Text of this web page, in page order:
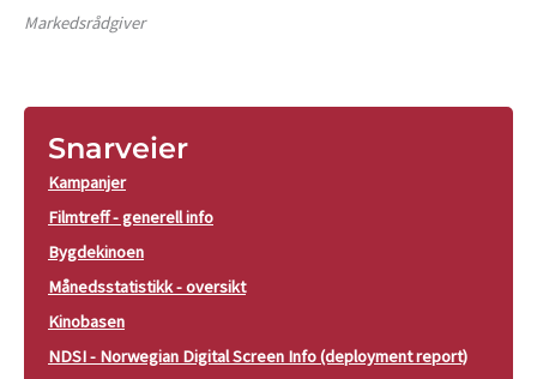
Markedsrådgiver
Snarveier
Kampanjer
Filmtreff - generell info
Bygdekinoen
Månedsstatistikk - oversikt
Kinobasen
NDSI - Norwegian Digital Screen Info (deployment report)